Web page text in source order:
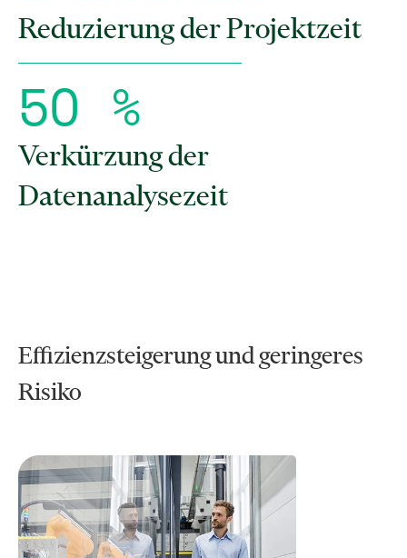
Reduzierung der Projektzeit
5O %
Verkürzung der
Datenanalysezeit
Effizienzsteigerung und geringeres
Risiko